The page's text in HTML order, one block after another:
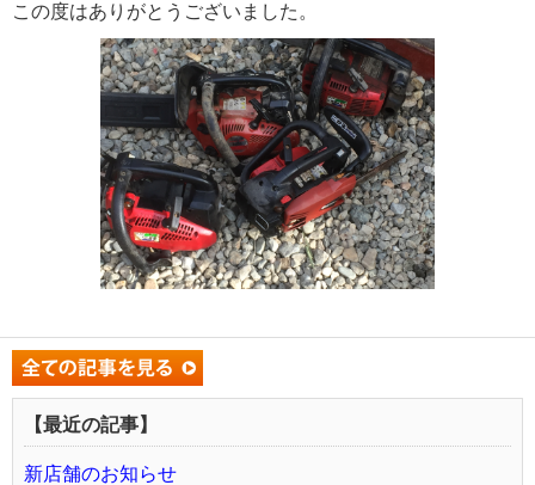
この度はありがとうございました。
【最近の記事】
新店舗のお知らせ